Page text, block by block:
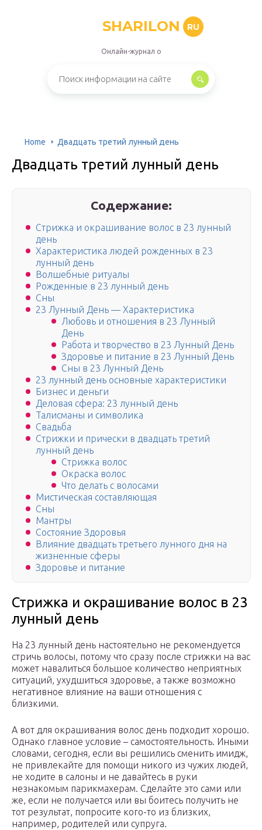
SHARILON RU
Онлайн-журнал о
Home Двадцать третий лунный день
Двадцать третий лунный день
Содержание:
Стрижка и окрашивание волос в 23 лунный
день
Характеристика людей рожденных в 23
лунный день
Волшебные ритуалы
Рожденные в 23 лунный день
Сны
23 Лунный День — Характеристика
Любовь и отношения в 23 Лунный
День
Работа и творчество в 23 Лунный День
Здоровье и питание в 23 Лунный День
Сны в 23 Лунный День
23 лунный день основные характеристики
Бизнес и деньги
Деловая сфера: 23 лунный день
Талисманы и символика
Свадьба
Стрижки и прически в двадцать третий
лунный день
Стрижка волос
Окраска волос
Что делать с волосами
Мистическая составляющая
Сны
Мантры
Состояние Здоровья
Влияние двадцать третьего лунного дня на
жизненные сферы
Здоровье и питание
Стрижка и окрашивание волос в 23
лунный день
На 23 лунный день настоятельно не рекомендуется
стричь волосы, потому что сразу после стрижки на вас
может навалиться большое количество неприятных
ситуаций, ухудшиться здоровье, а также возможно
негативное влияние на ваши отношения с
близкими.
А вот для окрашивания волос день подходит хорошо.
Однако главное условие – самостоятельность. Иными
словами, сегодня, если вы решились сменить имидж,
не привлекайте для помощи никого из чужих людей,
не ходите в салоны и не давайтесь в руки
незнакомым парикмахерам. Сделайте это сами или
же, если не получается или вы боитесь получить не
тот результат, попросите кого-то из близких,
например, родителей или супруга.